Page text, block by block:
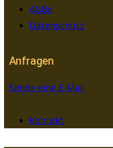
AGBs
Datenschutz
Anfragen
Sende eine E-Mail
Kontakt